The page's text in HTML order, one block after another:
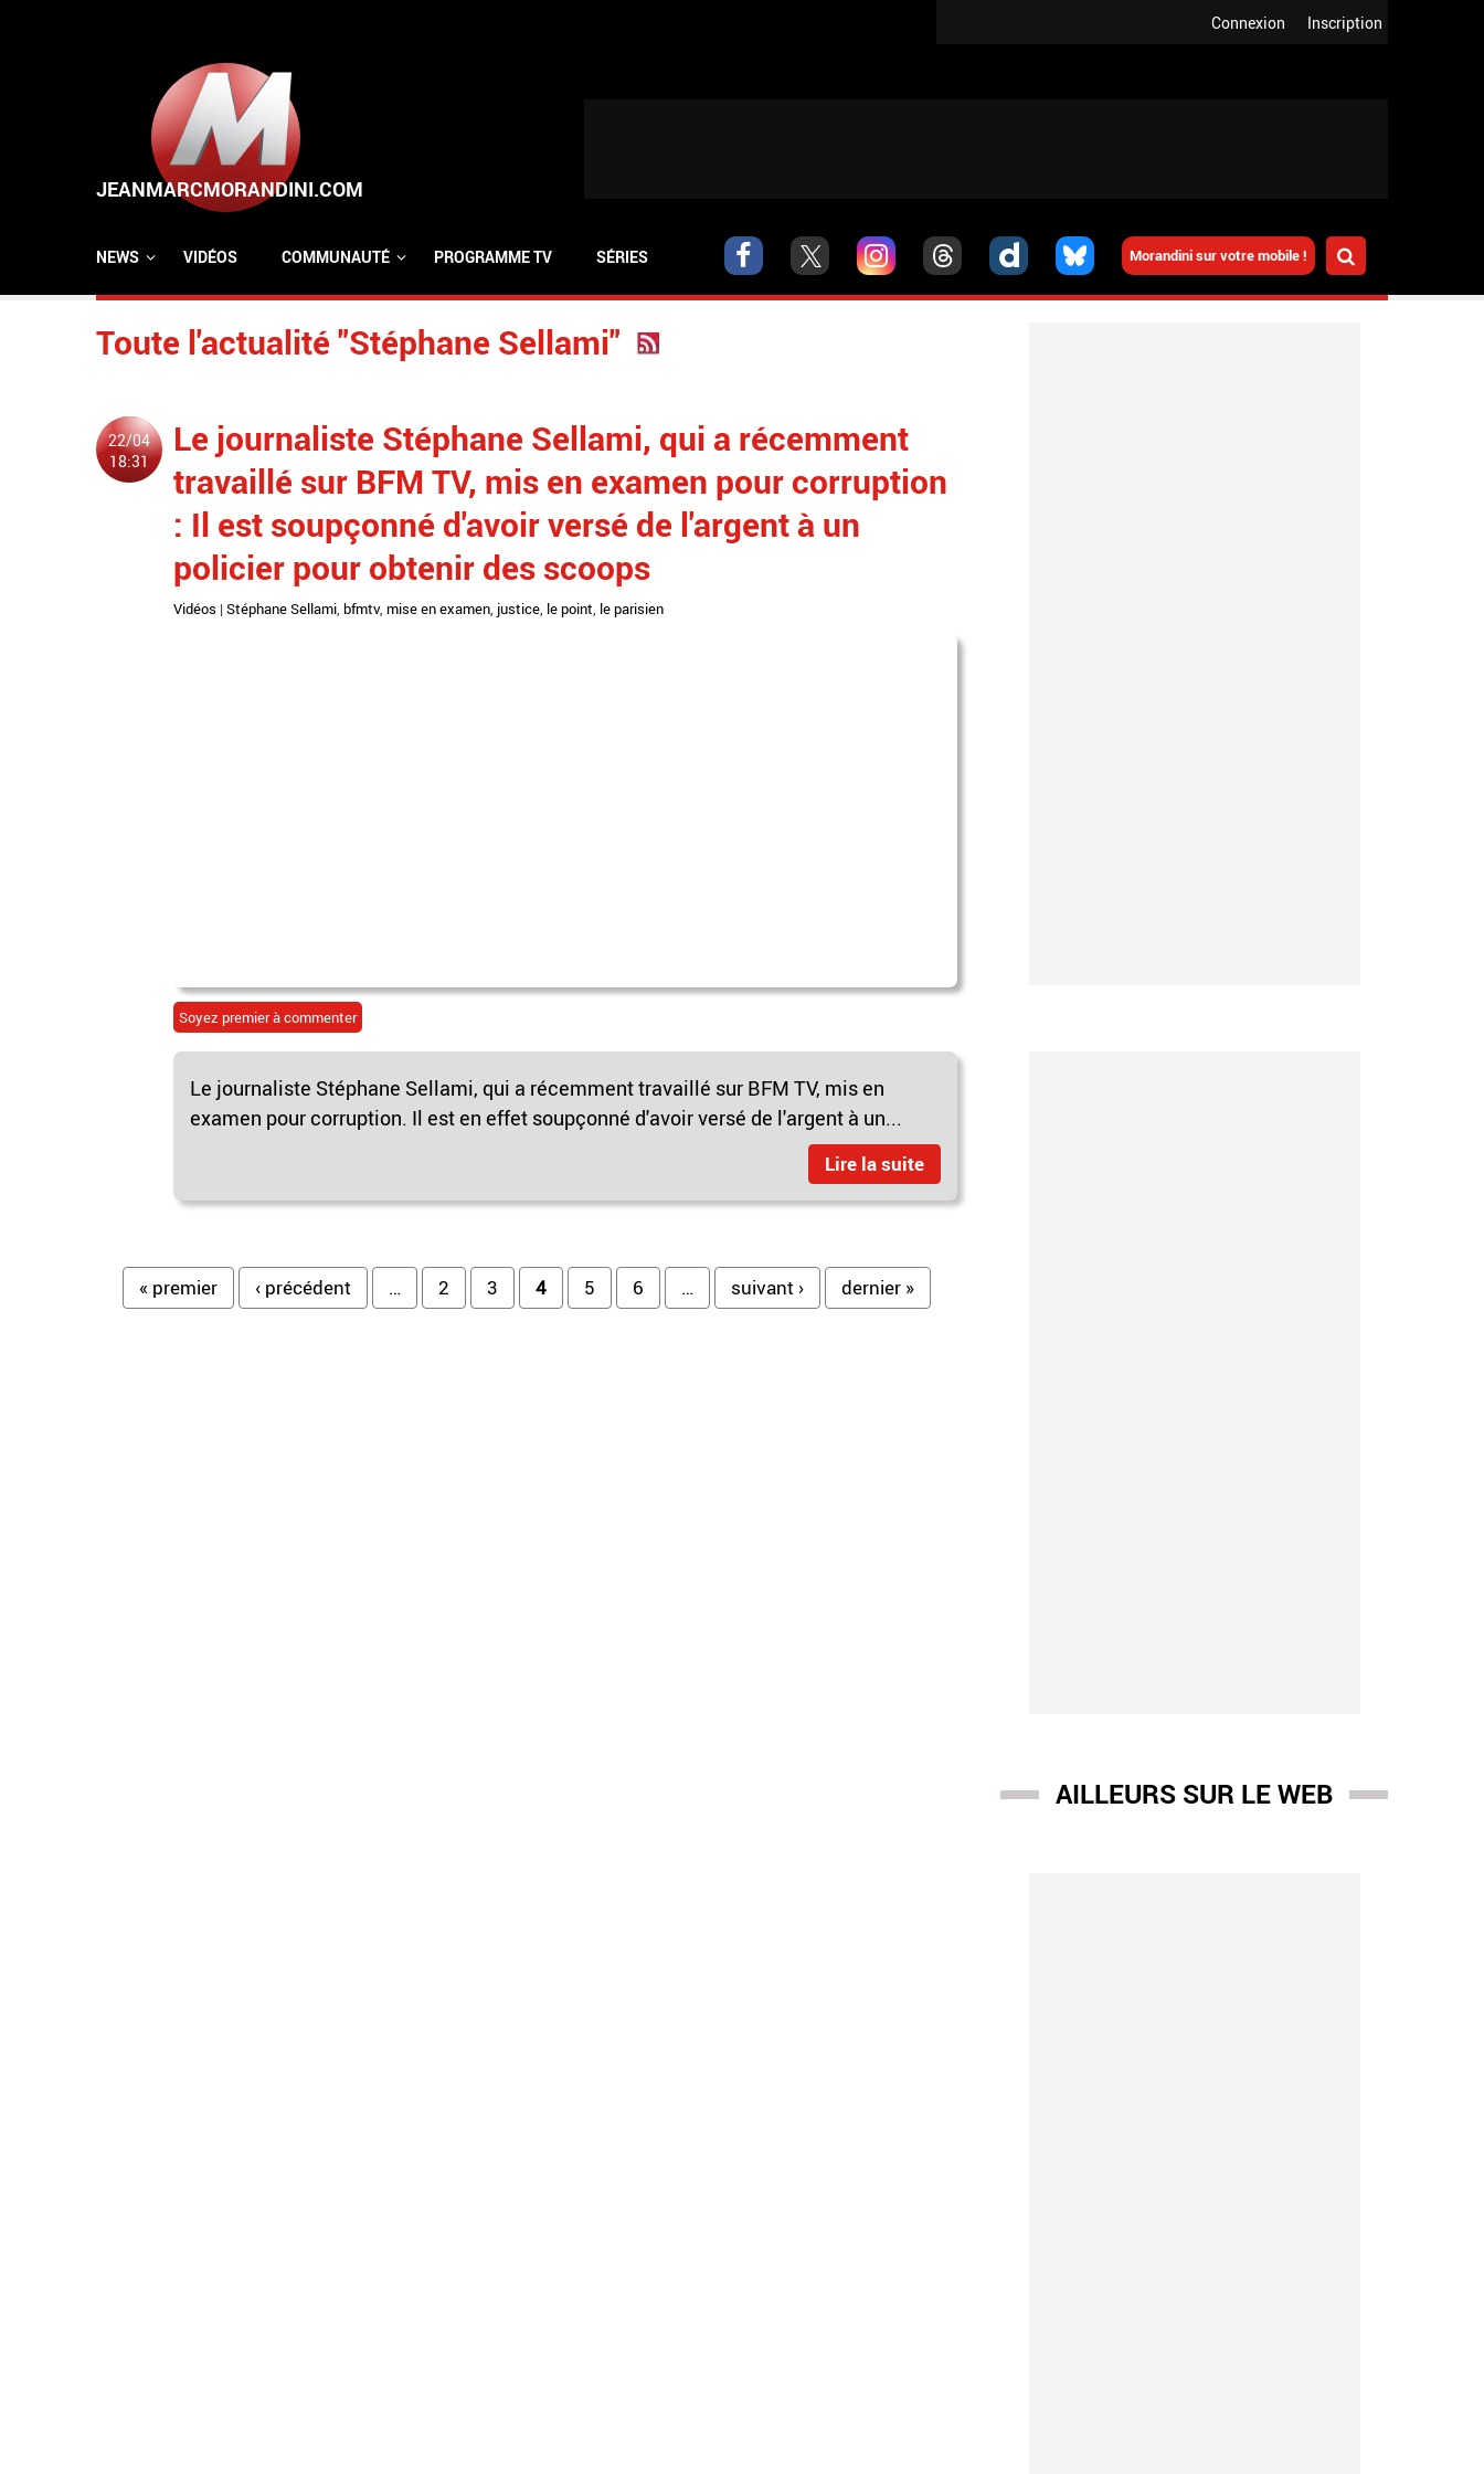
Inscription
Connexion
Morandini sur votre mobile !
NEWS VIDÉOS COMMUNAUTÉ PROGRAMME TV SÉRIES
Toute l'actualité "Stéphane Sellami"
22/04
18:31
Le journaliste Stéphane Sellami, qui a récemment
travaillé sur BFM TV, mis en examen pour corruption
: Il est soupçonné d'avoir versé de l'argent à un
policier pour obtenir des scoops
Vidéos | Stéphane Sellami, bfmtv, mise en examen, justice, le point, le parisien
Soyez premier à commenter
Le journaliste Stéphane Sellami, qui a récemment travaillé sur BFM TV, mis en
examen pour corruption. Il est en effet soupçonné d'avoir versé de l'argent à un...
Lire la suite
Pages
« premier ‹ précédent … 2 3 4 5 6 … suivant › dernier »
AILLEURS SUR LE WEB